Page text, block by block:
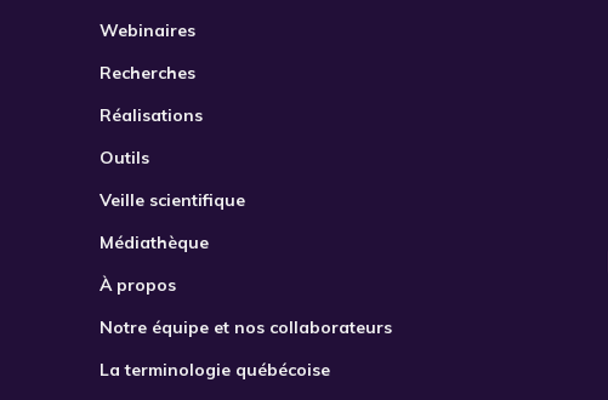
Webinaires
Recherches
Réalisations
Outils
Veille scientifique
Médiathèque
À propos
Notre équipe et nos collaborateurs
La terminologie québécoise